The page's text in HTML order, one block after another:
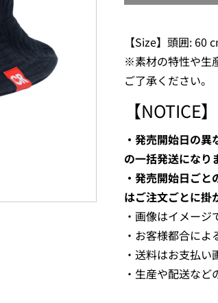
【Size】頭囲: 60
※素材の特性や生
ご了承ください。
【NOTICE】
・発売開始日の
の一括発送になり
・発売開始日ご
はご注文ごとに掛
・画像はイメージ
・お客様都合によ
・送料はお支払い
・生産や配送など